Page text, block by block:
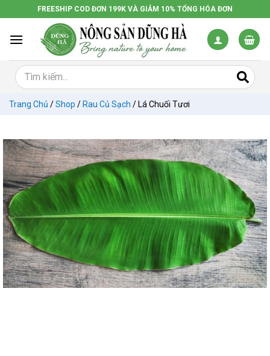
đến
dung
FREESHIP COD ĐƠN 199K VÀ GIẢM 10% TỔNG HÓA ĐƠN
Trang Chủ /Shop / Rau Củ Sạch / Lá Chuối Tươi